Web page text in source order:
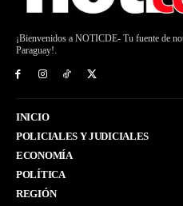
¡Bienvenidos a NOTICDE- Tu fuente de
Paraguay!.
INICIO
POLICIALES Y JUDICIALES
ECONOMÍA
POLÍTICA
REGIÓN